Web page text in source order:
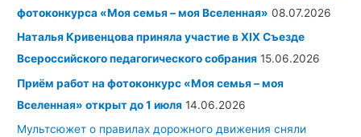
фотоконкурса «Моя семья – моя Вселенная» 08.07.2026
Наталья Кривенцова приняла участие в XIX Съезде
Всероссийского педагогического собрания 15.06.2026
Приём работ на фотоконкурс «Моя семья – моя
Вселенная» открыт до 1 июля 14.06.2026
Мультсюжет о правилах дорожного движения сняли